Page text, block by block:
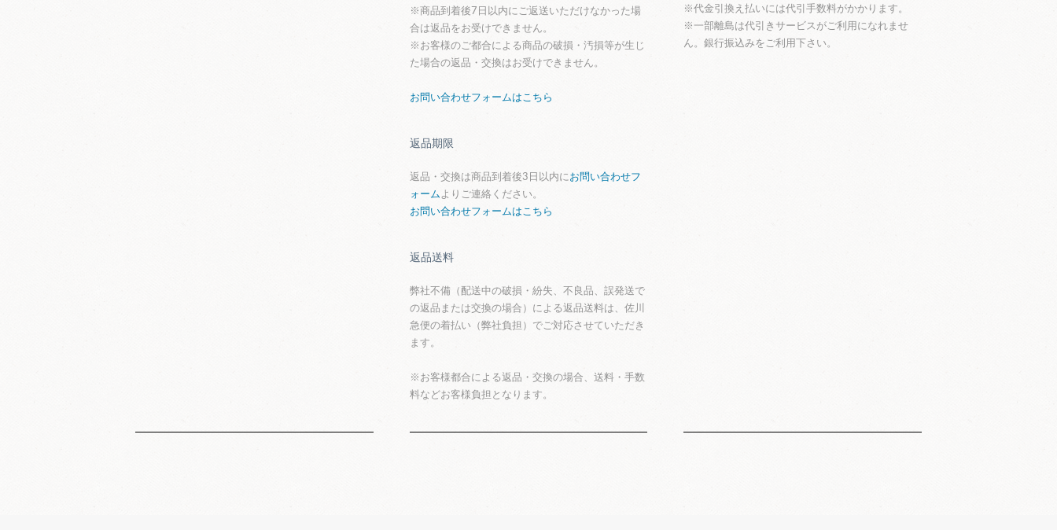
※商品到着後7日以内にご返送いただけなかった場
合は返品をお受けできません。
※お客様のご都合による商品の破損・汚損等が生じ
た場合の返品・交換はお受けできません。
お問い合わせフォームはこちら
返品期限
返品・交換は商品到着後3日以内にお問い合わせフ
ォームよりご連絡ください。
お問い合わせフォームはこちら
返品送料
弊社不備（配送中の破損・紛失、不良品、誤発送で
の返品または交換の場合）による返品送料は、佐川
急便の着払い（弊社負担）でご対応させていただき
ます。
※お客様都合による返品・交換の場合、送料・手数
料などお客様負担となります。
※代金引換え払いには代引手数料がかかります。
※一部離島は代引きサービスがご利用になれませ
ん。銀行振込みをご利用下さい。